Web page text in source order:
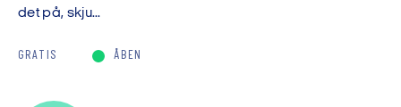
det på, skju...
GRATIS ÅBEN